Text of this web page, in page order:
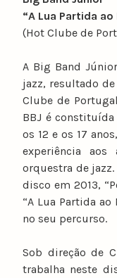
“A Lua Partida ao
(Hot Clube de
A Big Band
jazz, resultado
Clube de
BBJ é
os 12 e os 17
experiência
orquestra de
disco em 2013,
“A Lua Partida
no seu percurso.
Sob direção de
trabalha neste